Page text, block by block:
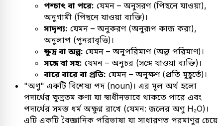
পশ্চাৎ বা পরে: যেমন – অনুসরণ (পিছনে যাওয়া),
অনুগামী (পিছনে যাওয়া ব্যক্তি)।
সাদৃশ্য: যেমন – অনুকরণ (অনুরূপ কাজ করা),
অনুলাপ (পুনরাবৃত্তি)।
ক্ষুদ্র বা অল্প: যেমন – অনুপরিমাণ (অল্প পরিমাণ)।
সঙ্গে বা সহ: যেমন – অনুচর (সঙ্গে যাওয়া ব্যক্তি)।
বারে বারে বা প্রতি: যেমন – অনুক্ষণ (প্রতি মুহূর্তে)।
"অণু" একটি বিশেষ্য পদ (noun)। এর মূল অর্থ হলো
পদার্থের ক্ষুদ্রতম কণা যা স্বাধীনভাবে থাকতে পারে এবং
পদার্থের সমস্ত ধর্ম অক্ষুণ্ন রাখে (যেমন: জলের অণু H₂O)।
এটি একটি বৈজ্ঞানিক পরিভাষা যা সাধারণত পরমাণুর চেয়ে